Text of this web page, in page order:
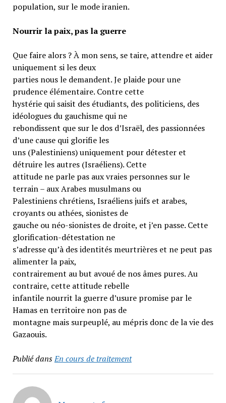
population, sur le mode iranien.
Nourrir la paix, pas la guerre
Que faire alors ? À mon sens, se taire, attendre et aider
uniquement si les deux
parties nous le demandent. Je plaide pour une
prudence élémentaire. Contre cette
hystérie qui saisit des étudiants, des politiciens, des
idéologues du gauchisme qui ne
rebondissent que sur le dos d’Israël, des passionnées
d’une cause qui glorifie les
uns (Palestiniens) uniquement pour détester et
détruire les autres (Israéliens). Cette
attitude ne parle pas aux vraies personnes sur le
terrain – aux Arabes musulmans ou
Palestiniens chrétiens, Israéliens juifs et arabes,
croyants ou athées, sionistes de
gauche ou néo-sionistes de droite, et j’en passe. Cette
glorification-détestation ne
s’adresse qu’à des identités meurtrières et ne peut pas
alimenter la paix,
contrairement au but avoué de nos âmes pures. Au
contraire, cette attitude rebelle
infantile nourrit la guerre d’usure promise par le
Hamas en territoire non pas de
montagne mais surpeuplé, au mépris donc de la vie des
Gazaouis.
Publié dansEn cours de traitement